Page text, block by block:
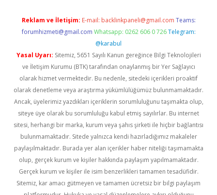
Reklam ve İletişim: E-mail: backlinkpaneli@gmail.com Teams:
forumhizmeti@gmail.com Whatsapp: 0262 606 0 726 Telegram:
@karabul
Yasal Uyarı: Sitemiz, 5651 Sayılı Kanun gereğince Bilgi Teknolojileri
ve İletişim Kurumu (BTK) tarafından onaylanmış bir Yer Sağlayıcı
olarak hizmet vermektedir. Bu nedenle, sitedeki içerikleri proaktif
olarak denetleme veya araştırma yükümlülüğümüz bulunmamaktadır.
Ancak, üyelerimiz yazdıkları içeriklerin sorumluluğunu taşımakta olup,
siteye üye olarak bu sorumluluğu kabul etmiş sayılırlar. Bu internet
sitesi, herhangi bir marka, kurum veya şahıs şirketi ile hiçbir bağlantısı
bulunmamaktadır. Sitede yalnızca kendi hazırladığımız makaleler
paylaşılmaktadır. Burada yer alan içerikler haber niteliği taşımamakta
olup, gerçek kurum ve kişiler hakkında paylaşım yapılmamaktadır.
Gerçek kurum ve kişiler ile isim benzerlikleri tamamen tesadüfidir.
Sitemiz, kar amacı gütmeyen ve tamamen ücretsiz bir bilgi paylaşım